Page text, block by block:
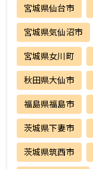
宮城県仙台市
宮城県気仙沼市
宮城県女川町
秋田県大仙市
福島県福島市
茨城県下妻市
茨城県筑西市